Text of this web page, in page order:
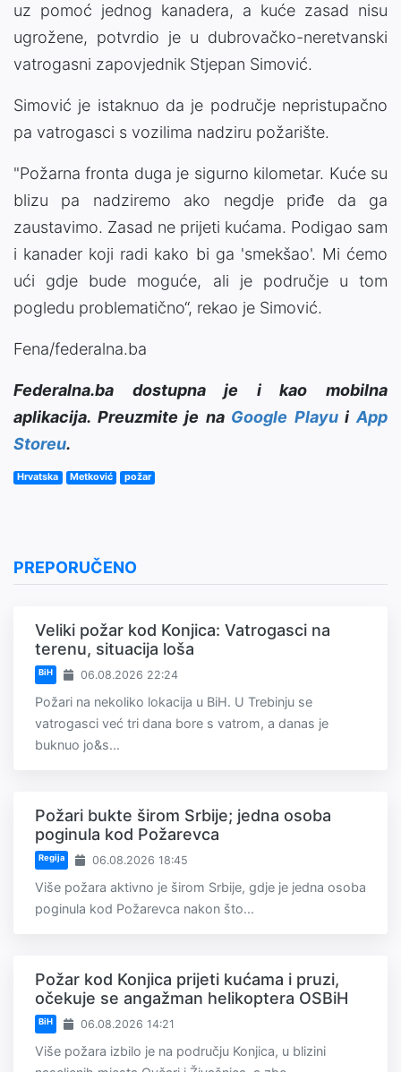
uz pomoć jednog kanadera, a kuće zasad nisu
ugrožene, potvrdio je u dubrovačko-neretvanski
vatrogasni zapovjednik Stjepan Simović.
Simović je istaknuo da je područje nepristupačno
pa vatrogasci s vozilima nadziru požarište.
"Požarna fronta duga je sigurno kilometar. Kuće su
blizu pa nadziremo ako negdje priđe da ga
zaustavimo. Zasad ne prijeti kućama. Podigao sam
i kanader koji radi kako bi ga 'smekšao'. Mi ćemo
ući gdje bude moguće, ali je područje u tom
pogledu problematično“, rekao je Simović.
Fena/federalna.ba
Federalna.ba dostupna je i kao mobilna
aplikacija. Preuzmite je na Google PlayuiApp
Storeu.
Hrvatska Metković požar
PREPORUČENO
Veliki požar kod Konjica: Vatrogasci na
terenu, situacija loša
BiH 06.08.2026 22:24
Požari na nekoliko lokacija u BiH. U Trebinju se
vatrogasci već tri dana bore s vatrom, a danas je
buknuo jo&s...
Požari bukte širom Srbije; jedna osoba
poginula kod Požarevca
Regija 06.08.2026 18:45
Više požara aktivno je širom Srbije, gdje je jedna osoba
poginula kod Požarevca nakon što...
Požar kod Konjica prijeti kućama i pruzi,
očekuje se angažman helikoptera OSBiH
BiH 06.08.2026 14:21
Više požara izbilo je na području Konjica, u blizini